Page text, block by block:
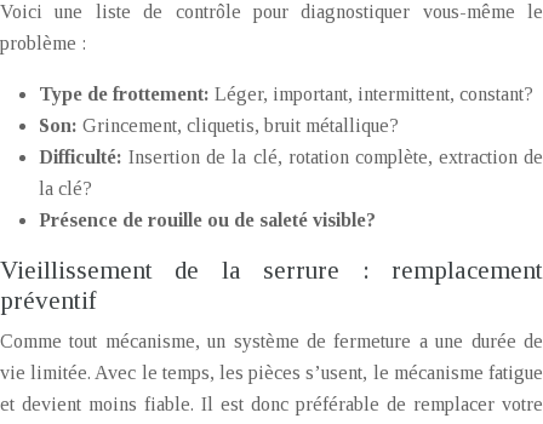
Voici une liste de contrôle pour diagnostiquer vous-même le
problème :
Type de frottement: Léger, important, intermittent, constant?
Son: Grincement, cliquetis, bruit métallique?
Difficulté:Insertion de la clé, rotation complète, extraction de
la clé?
Présence de rouille ou de saleté visible?
Vieillissement de la serrure : remplacement
préventif
Comme tout mécanisme, un système de fermeture a une durée de
vie limitée. Avec le temps, les pièces s’usent, le mécanisme fatigue
et devient moins fiable. Il est donc préférable de remplacer votre